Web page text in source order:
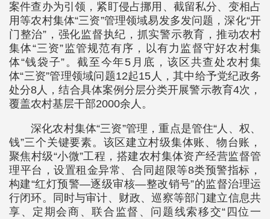
案件查办为引领，紧盯侵占挪用、截留私分、变相占
用等农村集体“三资”管理领域易发多发问题，深化“开
门整治”，强化监督执纪，抓实警示教育，推动农村
集体“三资”监管规范有序，以有力监督守好农村集
体“钱袋子”。截至今年5月底，该区共查处农村集
体“三资”管理领域问题12起15人，其中给予党纪政务
处分8人，结合具体案例分层分类开展警示教育4次，
覆盖农村基层干部2000余人。
深化农村集体“三资”管理，重点是管住“人、权、
钱”三个关键要素。该区建立村级集体账、物台账，
聚焦村级“小微”工程，搭建农村集体资产经营监督管
理平台，设置租金异常、合同超限等8类预警指标，
构建“红灯预警—逐级审核—整改销号”的监督治理运
行闭环。同时与审计、财政、巡察等部门建立信息共
享、定期会商、联合监督、问题线索移交“四位一